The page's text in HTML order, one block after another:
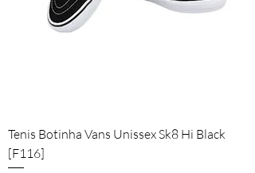
Tenis Botinha Vans Unissex Sk8 Hi Black
[F116]